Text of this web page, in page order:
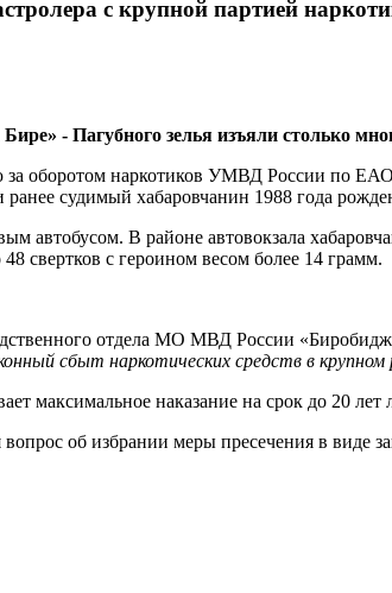
с крупной партией
- Пагубного зелья изъяли столько
оборотом наркотиков УМВД России по ЕАО
судимый хабаровчанин 1988 года
автобусом. В районе автовокзала
свертков с героином весом более 14 грамм.
отдела МО МВД России
сбыт наркотических средств в крупном
максимальное наказание на срок до 20
об избрании меры пресечения в виде